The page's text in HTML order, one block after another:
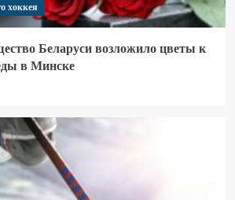
хоккея
Беларуси возложило цветы к
в Минске